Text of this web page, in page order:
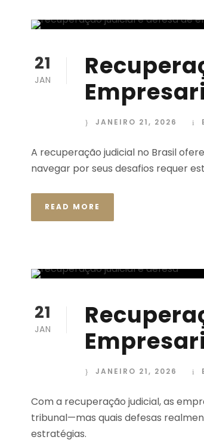
21
JAN
JANEIRO 21, 2026
A recuperação judicial no Brasil
navegar por seus desafios requer
READ MORE
21
JAN
JANEIRO 21, 2026
Com a recuperação judicial, as
tribunal—mas quais defesas
estratégias.